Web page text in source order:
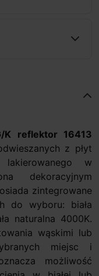
K reflektor 16413
z płyt
w
dekoracyjnym
zintegrowane
do wyboru: biała
naturalna 4000K.
wąskimi lub
miejsc i
możliwość